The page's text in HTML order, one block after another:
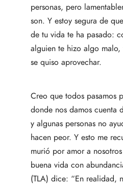
personas, pero
son. Y estoy segura de
de tu vida te ha pasado:
alguien te hizo algo
se quiso aprovechar.
Creo que todos pasamos
donde nos damos cuenta
y algunas personas no
hacen peor. Y esto me
murió por amor a
buena vida con
(TLA) dice: “En realidad,